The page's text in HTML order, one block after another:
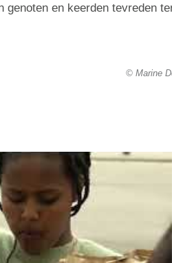
en keerden tevreden
© Marine